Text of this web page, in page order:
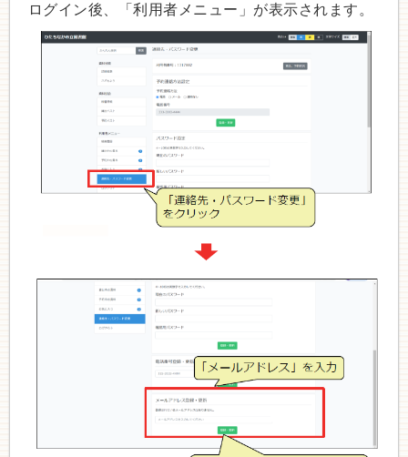
ログイン後、「利用者メニュー」が表示されます。